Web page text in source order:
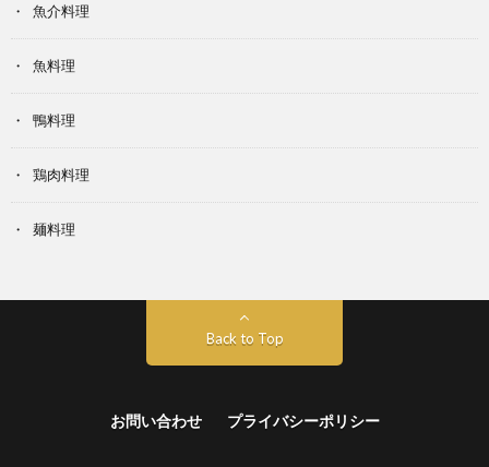
魚介料理
魚料理
鴨料理
鶏肉料理
麺料理
Back to Top
お問い合わせ プライバシーポリシー